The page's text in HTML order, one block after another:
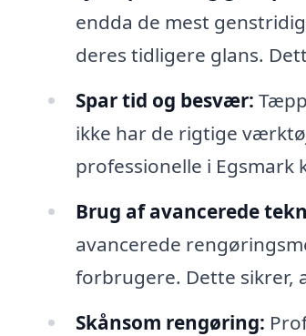
endda de mest
deres tidligere glans.
Spar tid og besvær:
ikke har de rigtige
professionelle i
Brug af avancerede
avancerede
forbrugere. Dette sikrer,
Skånsom rengøring: